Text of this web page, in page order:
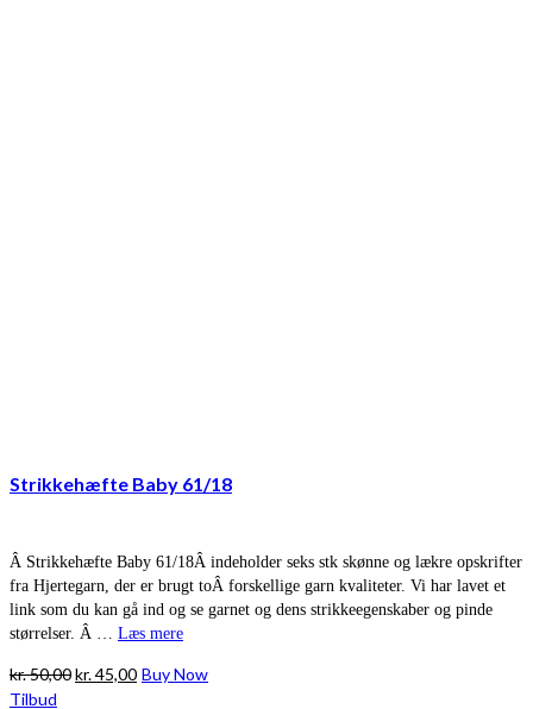
Strikkehæfte Baby 61/18
Â Strikkehæfte Baby 61/18Â indeholder seks stk skønne og lækre opskrifter
fra Hjertegarn, der er brugt toÂ forskellige garn kvaliteter. Vi har lavet et
link som du kan gå ind og se garnet og dens strikkeegenskaber og pinde
størrelser. Â … Læs mere
kr.50,00Den
kr.45,00Den
Buy Now
Tilbud